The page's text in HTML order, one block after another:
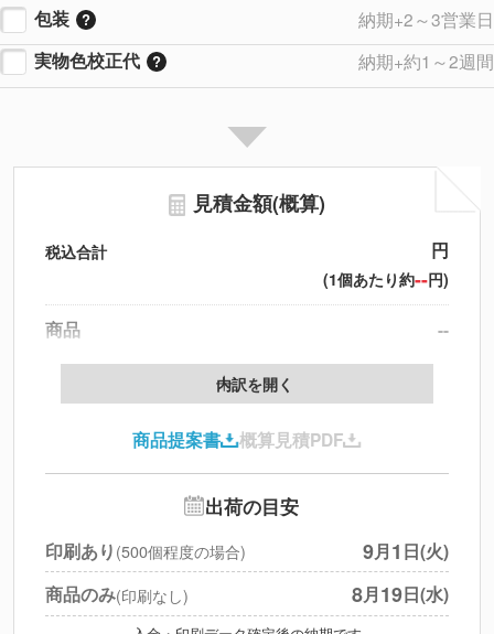
包装
納期+2～3営業日
実物色校正代
納期+約1～2週間
見積金額(概算)
税込合計 円
(1個あたり約--円)
商品
--
製版代
印刷代
北海道・沖縄・離島 別途
円
※上記小計は税別です
内訳を開く
商品提案書 概算見積PDF
出荷の目安
印刷あり (500個程度の場合) 9月1 日(火)
商品のみ(印刷なし) 8月19日(水)